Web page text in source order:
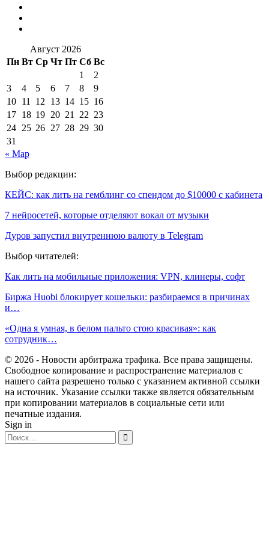
Август 2026
Пн Вт Ср Чт Пт Сб Вс
1
2
3
4 5 6 7 8
9
10 11 12 13 14 15 16
17 18 19 20 21 22 23
24 25 26 27 28 29 30
31
« Мар
Выбор редакции:
КЕЙС: как лить на гемблинг со спендом до $10000 с кабинета
7 нейросетей, которые отделяют вокал от музыки
Дуров запустил внутреннюю валюту в Telegram
Выбор читателей:
Как лить на мобильные приложения: VPN, клинеры, софт
Биржа Huobi блокирует кошельки: разбираемся в причинах
и…
«‎Одна я умная, в белом пальто стою красивая»: как
сотрудник…
© 2026 - Новости арбитража трафика. Все права защищены.
Свободное копирование и распространение материалов с
нашего сайта разрешено только с указанием активной ссылки
на источник. Указание ссылки также является обязательным
при копировании материалов в социальные сети или
печатные издания.
Sign in